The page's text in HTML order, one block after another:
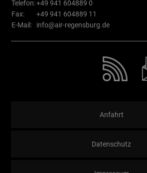
Telefon:
Fax:
E-Mail:
+49 941 604889 0
+49 941 604889 11
info@air-regensburg.de
Anfahrt
Datenschutz